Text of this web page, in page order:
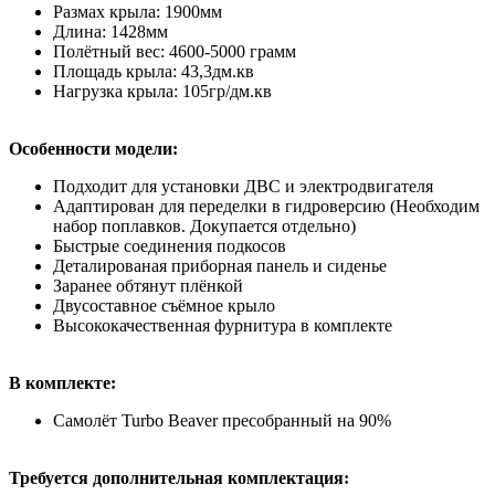
Размах крыла: 1900мм
Длина: 1428мм
Полётный вес: 4600-5000 грамм
Площадь крыла: 43,3дм.кв
Нагрузка крыла: 105гр/дм.кв
Особенности модели:
Подходит для установки ДВС и электродвигателя
Адаптирован для переделки в гидроверсию (Необходим
набор поплавков. Докупается отдельно)
Быстрые соединения подкосов
Деталированая приборная панель и сиденье
Заранее обтянут плёнкой
Двусоставное съёмное крыло
Высококачественная фурнитура в комплекте
В комплекте:
Самолёт Turbo Beaver пресобранный на 90%
Требуется дополнительная комплектация: